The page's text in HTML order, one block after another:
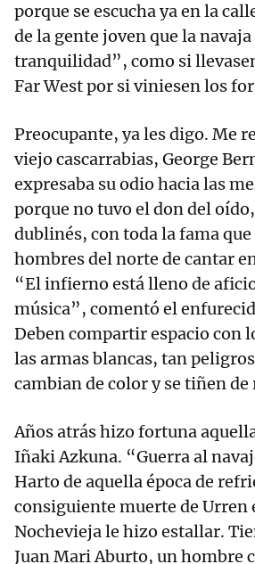
porque se escucha ya en la
de la gente joven que la
tranquilidad”, como si
Far West por si viniesen los
Preocupante, ya les digo. Me
viejo cascarrabias, George
expresaba su odio hacia las
porque no tuvo el don del oído,
dublinés, con toda la fama
hombres del norte de cantar
“El infierno está lleno de
música”, comentó el
Deben compartir espacio con
las armas blancas, tan
cambian de color y se tiñen de
Años atrás hizo fortuna
Iñaki Azkuna. “Guerra al
Harto de aquella época de
consiguiente muerte de Urren
Nochevieja le hizo estallar.
Juan Mari Aburto, un hombre